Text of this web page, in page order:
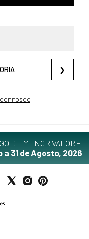
❯
DE MENOR VALOR -
a 31 de Agosto, 2026